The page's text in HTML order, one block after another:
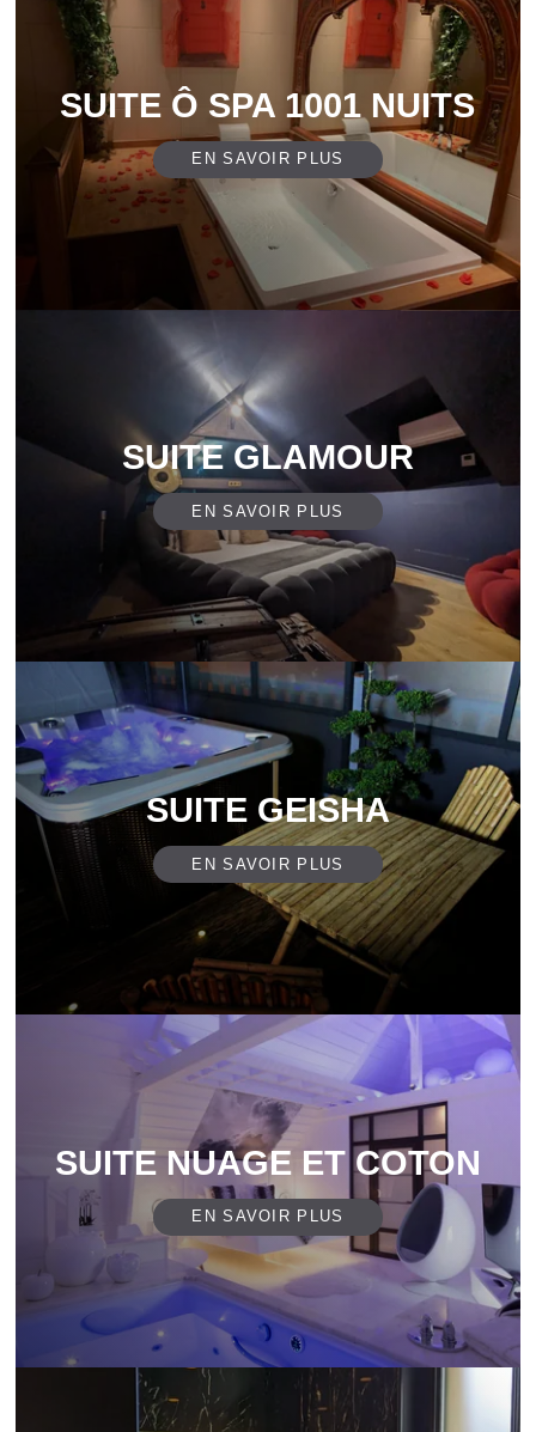
SUITE Ô SPA 1001 NUITS
EN SAVOIR PLUS
SUITE GLAMOUR
EN SAVOIR PLUS
SUITE GEISHA
EN SAVOIR PLUS
SUITE NUAGE ET COTON
EN SAVOIR PLUS